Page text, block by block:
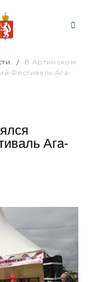
В Артинском
Фестиваль Ага-
Ага-